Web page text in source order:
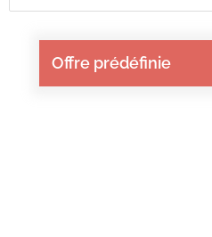
Offre prédéfinie